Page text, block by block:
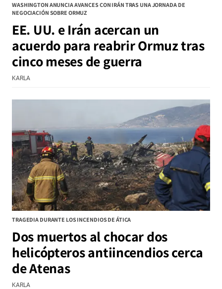
WASHINGTON ANUNCIA AVANCES CON IRÁN TRAS UNA JORNADA DE
NEGOCIACIÓN SOBRE ORMUZ
EE. UU. e Irán acercan un
acuerdo para reabrir Ormuz tras
cinco meses de guerra
KARLA
TRAGEDIA DURANTE LOS INCENDIOS DE ÁTICA
Dos muertos al chocar dos
helicópteros antiincendios cerca
de Atenas
KARLA